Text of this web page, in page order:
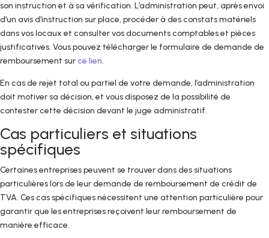
son instruction et à sa vérification. L’administration peut, après envoi
d’un avis d’instruction sur place, procéder à des constats matériels
dans vos locaux et consulter vos documents comptables et pièces
justificatives. Vous pouvez télécharger le formulaire de demande de
remboursement sur ce lien.
En cas de rejet total ou partiel de votre demande, l’administration
doit motiver sa décision, et vous disposez de la possibilité de
contester cette décision devant le juge administratif.
Cas particuliers et situations
spécifiques
Certaines entreprises peuvent se trouver dans des situations
particulières lors de leur demande de remboursement de crédit de
TVA. Ces cas spécifiques nécessitent une attention particulière pour
garantir que les entreprises reçoivent leur remboursement de
manière efficace.